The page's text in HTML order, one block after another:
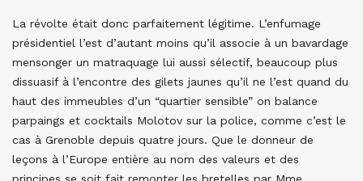
La révolte était donc parfaitement légitime. L’enfumage
présidentiel l’est d’autant moins qu’il associe à un bavardage
mensonger un matraquage lui aussi sélectif, beaucoup plus
dissuasif à l’encontre des gilets jaunes qu’il ne l’est quand du
haut des immeubles d’un “quartier sensible” on balance
parpaings et cocktails Molotov sur la police, comme c’est le
cas à Grenoble depuis quatre jours. Que le donneur de
leçons à l’Europe entière au nom des valeurs et des